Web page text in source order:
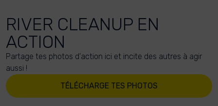
RIVER CLEANUP EN
ACTION
Partage tes photos d'action ici et incite des autres à agir
aussi !
TÉLÉCHARGE TES PHOTOS